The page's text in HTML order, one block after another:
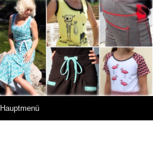
Hauptmenü